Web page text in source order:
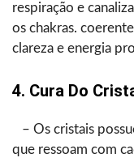
respiração e
os chakras. coerente
clareza e energia
4. Cura Do
– Os cristais
que ressoam com